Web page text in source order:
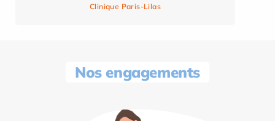
Clinique Paris-Lilas
Nos engagements